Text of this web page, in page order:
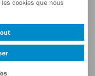
cookies que nous